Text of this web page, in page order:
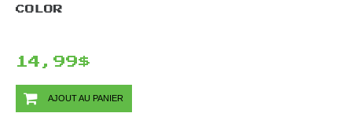
COLOR
14,99$
AJOUT AU PANIER